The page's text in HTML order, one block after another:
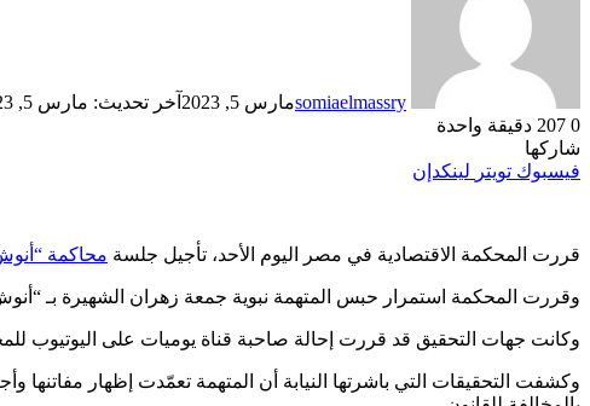
somiaelmassryمارس 5, 2023
آخر تحديث: مارس 5, 2023
0
دقيقة واحدة
شاركها
فيسبوك تويتر لينكدإن
قررت المحكمة الاقتصادية في مصر اليوم الأحد، تأجيل جلسة محاكمة
وقررت المحكمة استمرار حبس المتهمة نبوية جمعة زهران الشهيرة بـ
وكانت جهات التحقيق قد قررت إحالة صاحبة قناة يوميات على اليوتيوب
وكشفت التحقيقات التي باشرتها النيابة أن المتهمة تعمّدت إظهار مفاتنها